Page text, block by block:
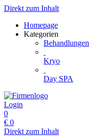
Direkt zum Inhalt
Homepage
Kategorien
Behandlungen
Kryo
Day SPA
Login
0
€ 0
Direkt zum Inhalt